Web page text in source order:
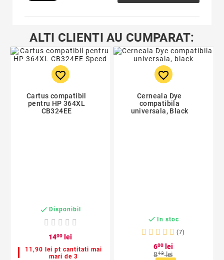
ALTI CLIENTI AU CUMPARAT:
favorite_border
Cartus compatibil
pentru HP 364XL
CB324EE
 Disponibil
1400 lei
11,90 lei pt cantitati mai
mari de 3
favorite_border
Cerneala Dye
compatibila
universala, Black
 In stoc
(7)
600
lei
813lei